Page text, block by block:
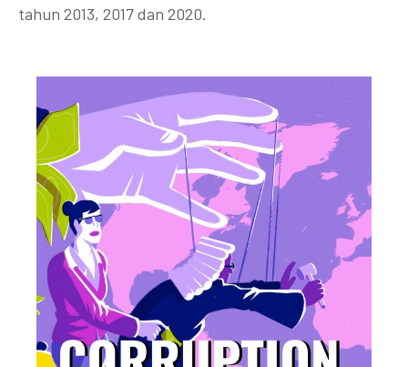
tahun 2013, 2017 dan 2020.